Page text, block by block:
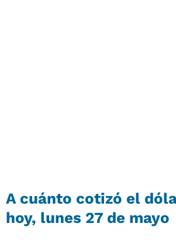
A cuánto cotizó el
hoy, lunes 27 de mayo